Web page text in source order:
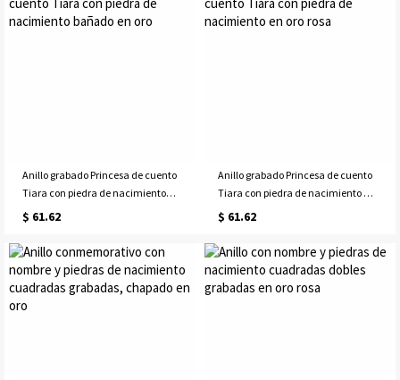
Anillo grabado Princesa de cuento
Tiara con piedra de nacimiento
bañado en oro
$ 61.62
Anillo grabado Princesa de cuento
Tiara con piedra de nacimiento en
oro rosa
$ 61.62